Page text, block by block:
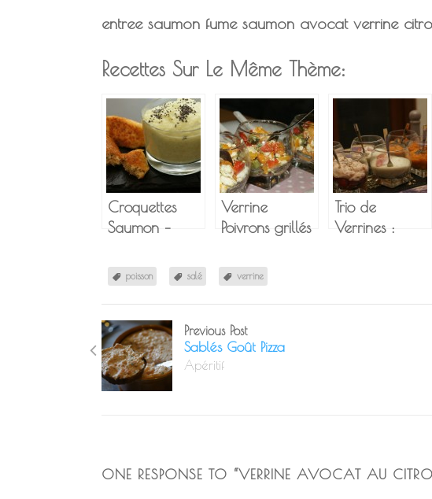
entree saumon fume saumon avocat verrine
Recettes Sur Le Même Thème:
Croquettes
Saumon –
Verrine
Poivrons grillés
Trio de
Verrines :
Jambon
poisson salé verrine
Previous Post
Sablés Goût Pizza
Apéritif
ONE RESPONSE TO “VERRINE AVOCAT AU